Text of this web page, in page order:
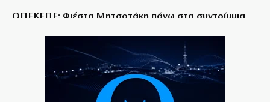
ΟΠΕΚΕΠΕ: Φιέστα Μητσοτάκη πάνω στα συντρίμμια
6|08|2026 | 12:20
Θάνος Πλεύρης: Κενά λόγια με πολιτική «άλλα λέω κι